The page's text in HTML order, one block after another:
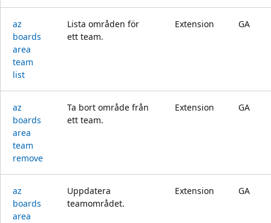
az
boards
area
team
list
Lista områden för
ett team.
Extension GA
az
boards
area
team
remove
Ta bort område från
ett team.
Extension GA
az
boards
area
Uppdatera
teamområdet.
Extension GA